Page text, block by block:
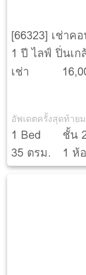
[66323] เช่าค
1 ปี ไลฟ์ ปิ่นเก
[Life Pinklao]
เช่า
1 Bed
35 ตรม.
ชั้น
1 ห้